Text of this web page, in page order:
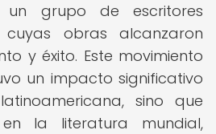
un grupo de escritores
cuyas obras alcanzaron
y éxito. Este movimiento
un impacto significativo
sino que
la literatura mundial,